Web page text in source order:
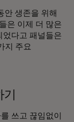
안 생존을 위해
은 이제 더 많은
었다고 패널들은
지 주요
쓰고 끊임없이